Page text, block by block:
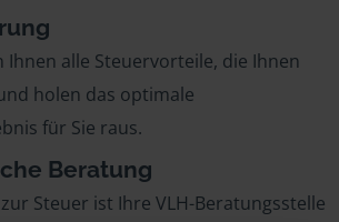
Ihnen alle Steuervorteile, die Ihnen
holen das optimale
für Sie raus.
Beratung
Steuer ist Ihre VLH-Beratungsstelle